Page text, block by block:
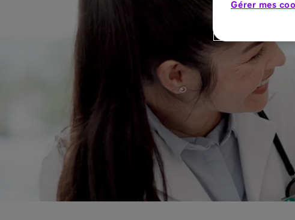
Gérer mes